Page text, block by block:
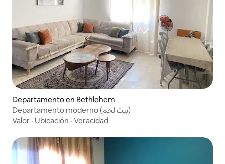
Departamento en Bethlehem
Departamento moderno (بيت لحم)
Valor · Ubicación · Veracidad